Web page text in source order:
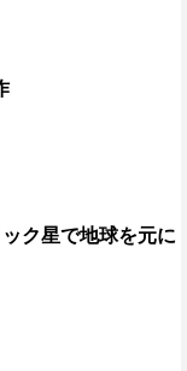
ク星で地球を元に